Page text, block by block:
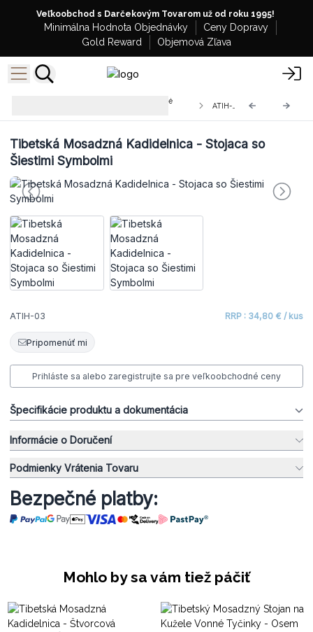
Veľkoobchod s Darčekovým Tovarom už od roku 1995!
Minimálna Hodnota Objednávky
Ceny Dopravy
Gold Reward
Objemová Zľava
Antické Tibetské Stojany na Vonné
ATIH-03
Tibetská Mosadzná Kadidelnica - Stojaca so
Šiestimi Symbolmi
ATIH-03 RRP : 34,80 € / kus
Pripomenúť mi
Prihláste sa alebo zaregistrujte sa pre veľkoobchodné ceny
Špecifikácie produktu a dokumentácia
Informácie o Doručení
Podmienky Vrátenia Tovaru
Bezpečné platby:
Mohlo by sa vám tiež páčiť